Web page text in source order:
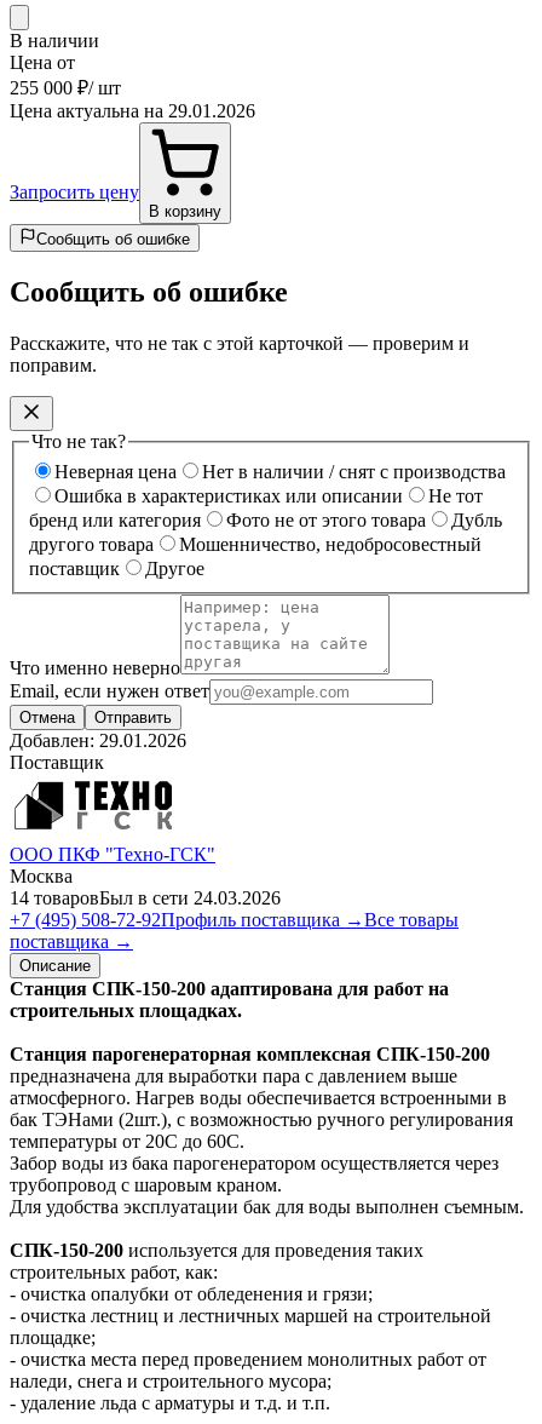
В наличии
Цена от
255 000 ₽/ шт
Цена актуальна на 29.01.2026
Запросить цену
В корзину
Сообщить об ошибке
Сообщить об ошибке
Расскажите, что не так с этой карточкой — проверим и
поправим.
Что не так?
Неверная цена
Нет в наличии / снят с производства
Ошибка в характеристиках или описании
Не тот
бренд или категория
Фото не от этого товара
Дубль
другого товара
Мошенничество, недобросовестный
поставщик
Другое
Что именно неверно
Email, если нужен ответ
Отмена Отправить
Добавлен: 29.01.2026
Поставщик
ООО ПКФ "Техно-ГСК"
Москва
14 товаровБыл в сети 24.03.2026
+7 (495) 508-72-92Профиль поставщика →Все товары
поставщика →
Описание
Станция СПК-150-200 адаптирована для работ на
строительных площадках.
Станция парогенераторная комплексная СПК-150-200
предназначена для выработки пара с давлением выше
атмосферного. Нагрев воды обеспечивается встроенными в
бак ТЭНами (2шт.), с возможностью ручного регулирования
температуры от 20C до 60С.
Забор воды из бака парогенератором осуществляется через
трубопровод с шаровым краном.
Для удобства эксплуатации бак для воды выполнен съемным.
СПК-150-200 используется для проведения таких
строительных работ, как:
- очистка опалубки от обледенения и грязи;
- очистка лестниц и лестничных маршей на строительной
площадке;
- очистка места перед проведением монолитных работ от
наледи, снега и строительного мусора;
- удаление льда с арматуры и т.д. и т.п.